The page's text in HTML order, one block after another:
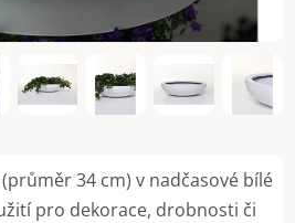
34 cm) v nadčasové bílé
pro dekorace, drobnosti či